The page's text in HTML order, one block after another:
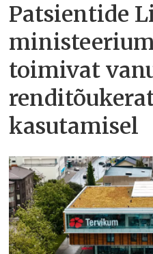
Patsientide
toimivat
kasutamisel